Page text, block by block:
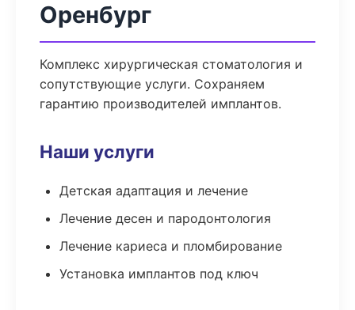
Оренбург
Комплекс хирургическая стоматология и
сопутствующие услуги. Сохраняем
гарантию производителей имплантов.
Наши услуги
Детская адаптация и лечение
Лечение десен и пародонтология
Лечение кариеса и пломбирование
Установка имплантов под ключ